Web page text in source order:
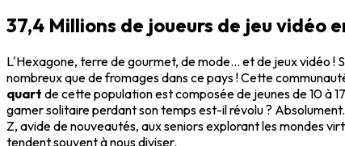
37,4 Millions de joueurs de jeu vidéo
L'Hexagone, terre de gourmet, de mode... et de jeux vidéo !
nombreux que de fromages dans ce pays ! Cette
quart de cette population est composée de jeunes de 10 à
gamer solitaire perdant son temps est-il révolu ?
Z, avide de nouveautés, aux seniors explorant les mondes
tendent souvent à nous diviser.